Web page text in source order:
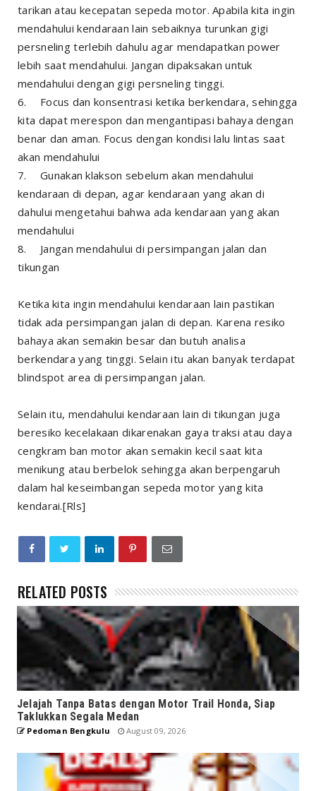
tarikan atau kecepatan sepeda motor. Apabila kita ingin
mendahului kendaraan lain sebaiknya turunkan gigi
persneling terlebih dahulu agar mendapatkan power
lebih saat mendahului. Jangan dipaksakan untuk
mendahului dengan gigi persneling tinggi.
6.
Focus dan konsentrasi ketika berkendara, sehingga
kita dapat merespon dan mengantipasi bahaya dengan
benar dan aman. Focus dengan kondisi lalu lintas saat
akan mendahului
7.
Gunakan klakson sebelum akan mendahului
kendaraan di depan, agar kendaraan yang akan di
dahului mengetahui bahwa ada kendaraan yang akan
mendahului
8.
Jangan mendahului di persimpangan jalan dan
tikungan
Ketika kita ingin mendahului kendaraan lain pastikan
tidak ada persimpangan jalan di depan. Karena resiko
bahaya akan semakin besar dan butuh analisa
berkendara yang tinggi. Selain itu akan banyak terdapat
blindspot area di persimpangan jalan.
Selain itu, mendahului kendaraan lain di tikungan juga
beresiko kecelakaan dikarenakan gaya traksi atau daya
cengkram ban motor akan semakin kecil saat kita
menikung atau berbelok sehingga akan berpengaruh
dalam hal keseimbangan sepeda motor yang kita
kendarai.[Rls]
RELATED POSTS
Jelajah Tanpa Batas dengan Motor Trail Honda, Siap
Taklukkan Segala Medan
Pedoman Bengkulu August 09, 2026